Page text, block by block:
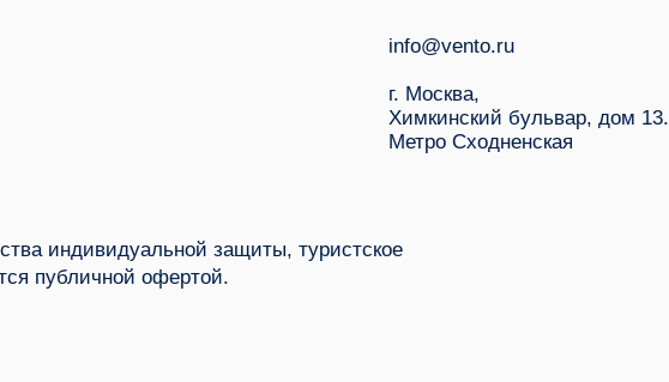
info@vento.ru
г. Москва,
Химкинский бульвар, дом 13.
Метро Сходненская
индивидуальной защиты, туристское
публичной офертой.